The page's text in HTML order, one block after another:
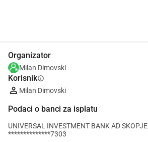
Organizator
Milan Dimovski
Korisnikinfo
Milan Dimovski
Podaci o banci za isplatu
UNIVERSAL INVESTMENT BANK AD SKOPJE
**************7303